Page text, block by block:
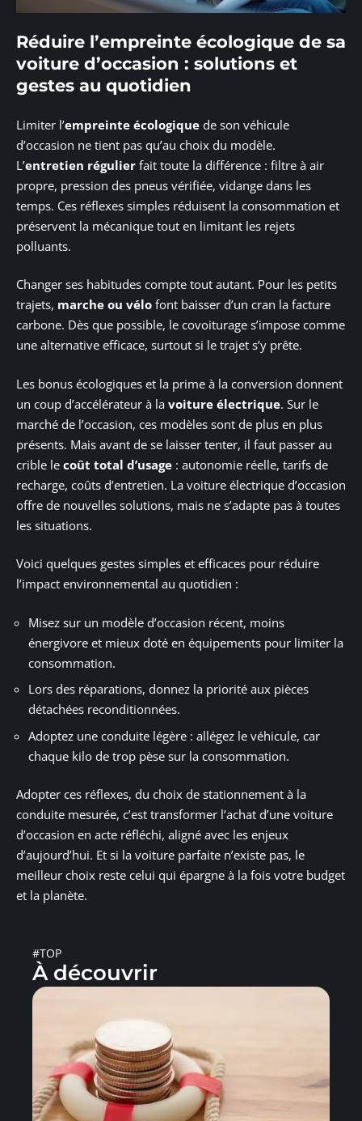
Réduire l’empreinte écologique de sa
voiture d’occasion : solutions et
gestes au quotidien
Limiter l’empreinte écologique de son véhicule
d’occasion ne tient pas qu’au choix du modèle.
L’entretien régulier fait toute la différence : filtre à air
propre, pression des pneus vérifiée, vidange dans les
temps. Ces réflexes simples réduisent la consommation et
préservent la mécanique tout en limitant les rejets
polluants.
Changer ses habitudes compte tout autant. Pour les petits
trajets, marche ou vélo font baisser d’un cran la facture
carbone. Dès que possible, le covoiturage s’impose comme
une alternative efficace, surtout si le trajet s’y prête.
Les bonus écologiques et la prime à la conversion donnent
un coup d’accélérateur à la voiture électrique. Sur le
marché de l’occasion, ces modèles sont de plus en plus
présents. Mais avant de se laisser tenter, il faut passer au
crible le coût total d’usage : autonomie réelle, tarifs de
recharge, coûts d’entretien. La voiture électrique d’occasion
offre de nouvelles solutions, mais ne s’adapte pas à toutes
les situations.
Voici quelques gestes simples et efficaces pour réduire
l’impact environnemental au quotidien :
Misez sur un modèle d’occasion récent, moins
énergivore et mieux doté en équipements pour limiter la
consommation.
Lors des réparations, donnez la priorité aux pièces
détachées reconditionnées.
Adoptez une conduite légère : allégez le véhicule, car
chaque kilo de trop pèse sur la consommation.
Adopter ces réflexes, du choix de stationnement à la
conduite mesurée, c’est transformer l’achat d’une voiture
d’occasion en acte réfléchi, aligné avec les enjeux
d’aujourd’hui. Et si la voiture parfaite n’existe pas, le
meilleur choix reste celui qui épargne à la fois votre budget
et la planète.
#TOP
À découvrir